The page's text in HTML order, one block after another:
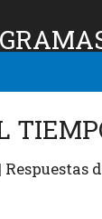
Respuestas